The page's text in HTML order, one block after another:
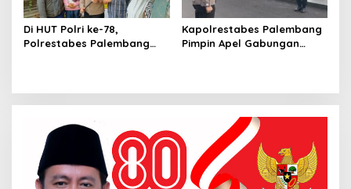
Di HUT Polri ke-78,
Polrestabes Palembang
Kapolrestabes Palembang
Pimpin Apel Gabungan